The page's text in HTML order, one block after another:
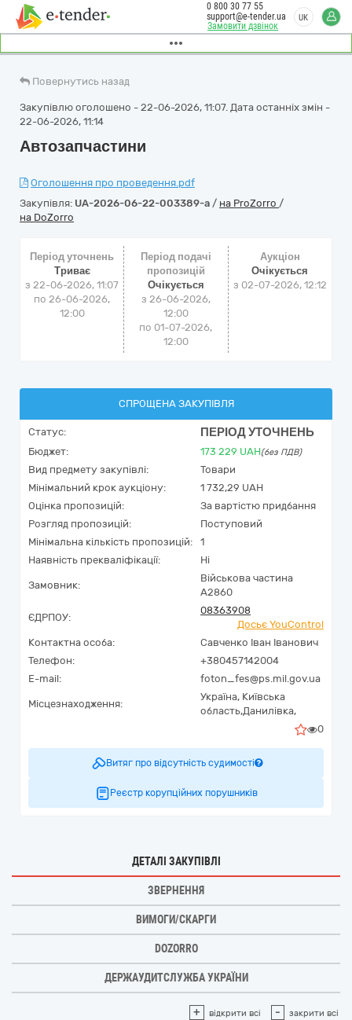
Замовити дзвінок
0 800 30 77 55
support@e-tender.ua
UK
Повернутись назад
Закупівлю оголошено - 22-06-2026, 11:07. Дата останніх змін -
22-06-2026, 11:14
Автозапчастини
Оголошення про проведення.pdf
Закупівля: UA-2026-06-22-003389-a / на ProZorro /
на DoZorro
Період уточнень
Триває
з 22-06-2026, 11:07
по 26-06-2026,
12:00
Період подачі
пропозицій
Очікується
з 26-06-2026,
12:00
по 01-07-2026,
12:00
Аукціон
Очікується
з 02-07-2026, 12:12
СПРОЩЕНА ЗАКУПІВЛЯ
Статус: ПЕРІОД УТОЧНЕНЬ
Бюджет: 173 229 UAH(без ПДВ)
Вид предмету закупівлі:
Товари
Мінімальний крок аукціону:
1 732,29 UAH
Оцінка пропозицій:
За вартістю придбання
Розгляд пропозицій:
Поступовий
Мінімальна кількість пропозицій:
1
Наявність прекваліфікації:
Ні
Замовник:
Військова частина
А2860
ЄДРПОУ:
08363908
Досьє YouControl
Контактна особа:
Савченко Іван Іванович
Телефон:
+380457142004
E-mail:
foton_fes@ps.mil.gov.ua
Місцезнаходження:
Україна, Київська
область,Данилівка,
0
Витяг про відсутність судимості
Реєстр корупційних порушників
ДЕТАЛІ ЗАКУПІВЛІ
ЗВЕРНЕННЯ
ВИМОГИ/СКАРГИ
DOZORRO
ДЕРЖАУДИТСЛУЖБА УКРАЇНИ
+ відкрити всі - закрити всі